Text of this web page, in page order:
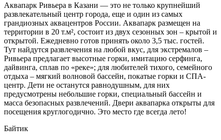
Аквапарк Ривьера в Казани — это не только крупнейший
развлекательный центр города, еще и один из самых
грандиозных аквацентров России. Аквапарк размещен на
территории в 20 т.м², состоит из двух сезонных зон – крытой и
открытой. Ежедневно готов принять около 3,5 тыс. гостей.
Тут найдутся развлечения на любой вкус, для экстремалов –
Ривьера предлагает высотные горки, имитацию серфинга,
дайвинга, сплав по «реке»; для любителей тихого, семейного
отдыха – мягкий волновой бассейн, покатые горки и СПА-
центр. Дети не останутся равнодушным, для них
предусмотрены небольшие горки, специальный бассейн и
масса безопасных развлечений. Двери аквапарка открыты для
посещения круглогодично. Это место где всегда лето!
Байтик